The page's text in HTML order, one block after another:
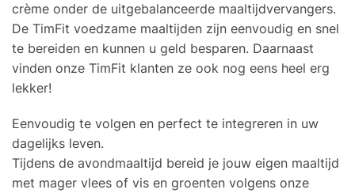
crème onder de uitgebalanceerde maaltijdvervangers.
De TimFit voedzame maaltijden zijn eenvoudig en snel
te bereiden en kunnen u geld besparen. Daarnaast
vinden onze TimFit klanten ze ook nog eens heel erg
lekker!
Eenvoudig te volgen en perfect te integreren in uw
dagelijks leven.
Tijdens de avondmaaltijd bereid je jouw eigen maaltijd
met mager vlees of vis en groenten volgens onze